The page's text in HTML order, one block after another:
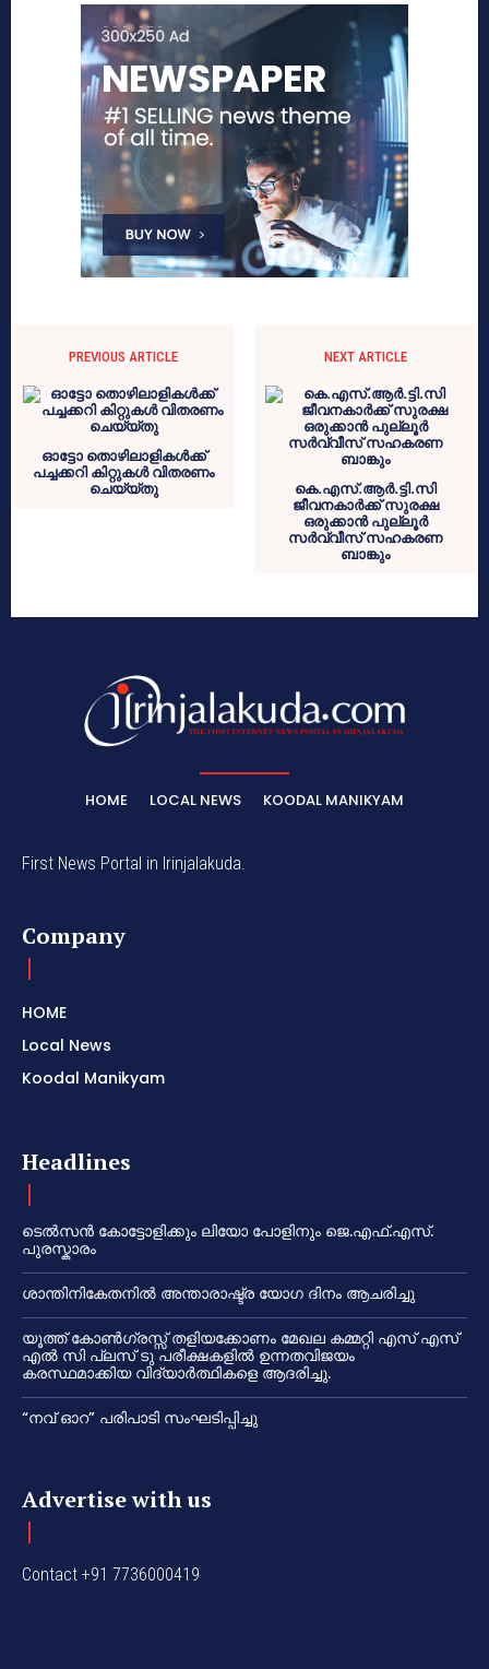
PREVIOUS ARTICLE
ഓട്ടോ തൊഴിലാളികൾക്ക്
പച്ചക്കറി കിറ്റുകൾ വിതരണം
ചെയ്യ്തു
NEXT ARTICLE
കെ.എസ്.ആർ.ട്ടി.സി
ജീവനകാർക്ക് സുരക്ഷ
ഒരുക്കാൻ പുല്ലൂർ
സർവ്വീസ് സഹകരണ
ബാങ്കും
HOME LOCAL NEWS KOODAL MANIKYAM
First News Portal in Irinjalakuda.
Company
HOME
Local News
Koodal Manikyam
Headlines
ടെൽസൻ കോട്ടോളിക്കും ലിയോ പോളിനും ജെ.എഫ്.എസ്.
പുരസ്കാരം
ശാന്തിനികേതനിൽ അന്താരാഷ്ട്ര യോഗ ദിനം ആചരിച്ചു
യൂത്ത് കോൺഗ്രസ്സ് തളിയക്കോണം മേഖല കമ്മറ്റി എസ് എസ്
എൽ സി പ്ലസ് ടു പരീക്ഷകളിൽ ഉന്നതവിജയം
കരസ്ഥമാക്കിയ വിദ്യാർത്ഥികളെ ആദരിച്ചു.
“നവ് ഓറ” പരിപാടി സംഘടിപ്പിച്ചു
Advertise with us
Contact +91 7736000419